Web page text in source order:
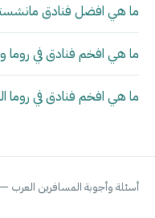
ما هي افضل فنادق
ما هي افخم فنادق في روما
ما هي افخم فنادق في
أسئلة وأجوبة المسافرين العرب